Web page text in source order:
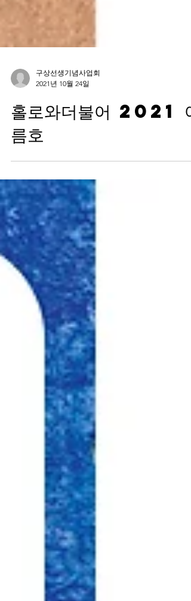
구상선생기념사업회
홀로와더불어 2021 여
름호